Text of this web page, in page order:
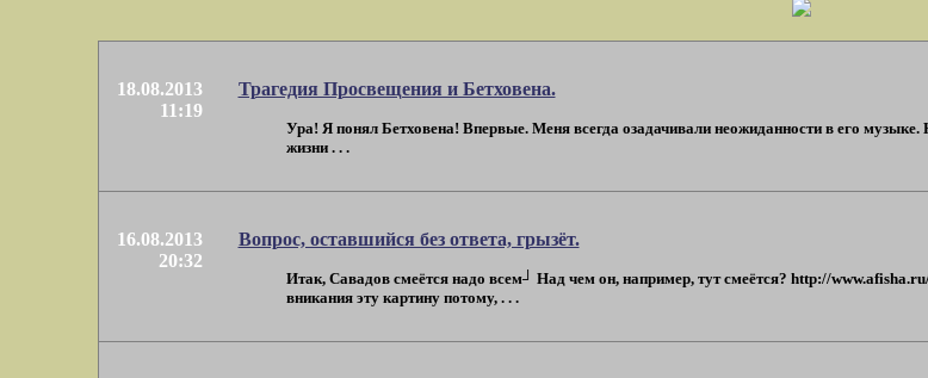
18.08.2013
11:19
Трагедия Просвещения и Бетховена.
Ура! Я понял Бетховена! Впервые. Меня всегда озадачивали неожиданности в его
жизни . . .
16.08.2013
20:32
Вопрос, оставшийся без ответа, грызёт.
Итак, Савадов смеётся надо всем┘ Над чем он, например, тут смеётся? http://
вникания эту картину потому, . . .